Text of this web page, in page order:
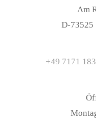
Am
D-73525
+49 7171